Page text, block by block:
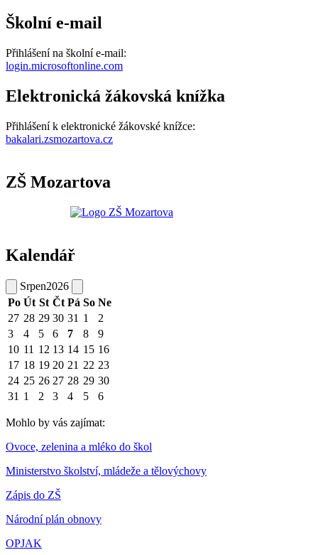
Školní e-mail
Přihlášení na školní e-mail:
login.microsoftonline.com
Elektronická žákovská knížka
Přihlášení k elektronické žákovské knížce:
bakalari.zsmozartova.cz
ZŠ Mozartova
Kalendář
Srpen2026
Po Út St Čt Pá So Ne
27 28 29 30 31 1
2
3
4 5 6 7 8
9
10 11 12 13 14 15 16
17 18 19 20 21 22 23
24 25 26 27 28 29 30
31 1 2 3 4 5 6
Mohlo by vás zajímat:
Ovoce, zelenina a mléko do škol
Ministerstvo školství, mládeže a tělovýchovy
Zápis do ZŠ
Národní plán obnovy
OPJAK